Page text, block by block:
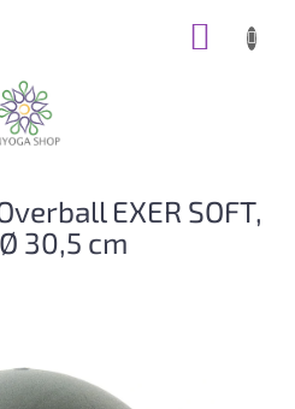
EXER SOFT,
30,5 cm